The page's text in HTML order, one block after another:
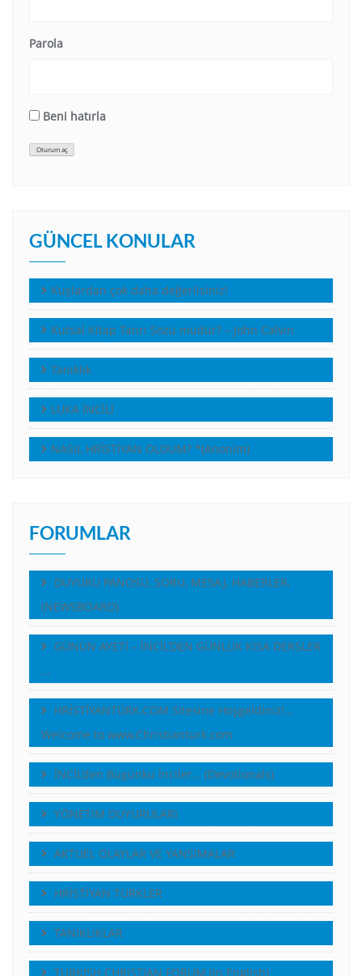
Parola
Beni hatırla
Oturum aç
GÜNCEL KONULAR
Kuşlardan çok daha değerlisiniz!
Kutsal Kitap Tanrı Sözü müdür? – John Calvin
Tanıklık
LUKA İNCİLİ
NASIL HRİSTİYAN OLDUM? *(Anonim)
FORUMLAR
DUYURU PANOSU, SORU, MESAJ, HABERLER,
(NEWSBOARD)
GÜNÜN AYETİ – İNCİL’DEN GÜNLÜK KISA DERSLER
…
HRİSTİYANTÜRK.COM Sitesine Hoşgeldiniz!…
Welcome to www.Christianturk.com
İNCİL’den Bugünkü İnciler… (Devotionals)
YÖNETiM DUYURULARI
AKTUEL OLAYLAR VE YANSIMALAR
HRİSTİYAN TÜRKLER
TANIKLIKLAR
TURKISH CHRISTIAN FORUM (in English)